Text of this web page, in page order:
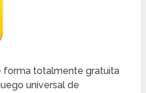
forma totalmente gratuita
universal de